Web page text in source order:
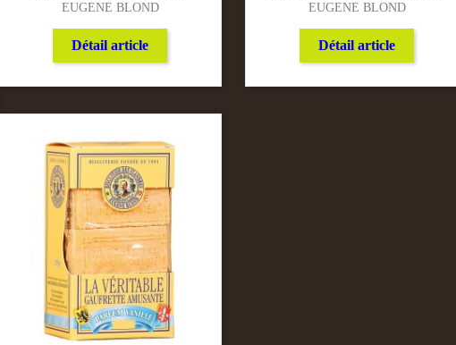
EUGENE BLOND
Détail article
EUGENE BLOND
Détail article